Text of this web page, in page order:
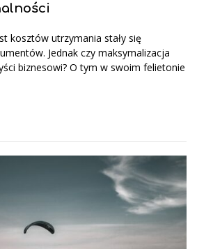
kosztów utrzymania stały się
Jednak czy maksymalizacja
biznesowi? O tym w swoim felietonie